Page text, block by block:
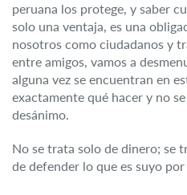
peruana los protege, y saber
solo una ventaja, es una
nosotros como ciudadanos y
entre amigos, vamos a
alguna vez se encuentran en
exactamente qué hacer y no
desánimo.
No se trata solo de dinero; se
de defender lo que es suyo